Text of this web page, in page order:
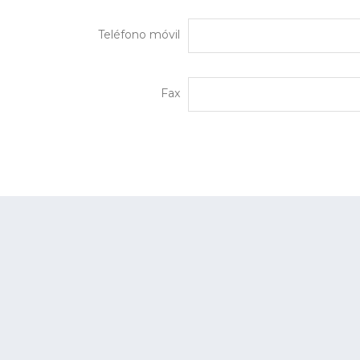
Teléfono móvil
Fax